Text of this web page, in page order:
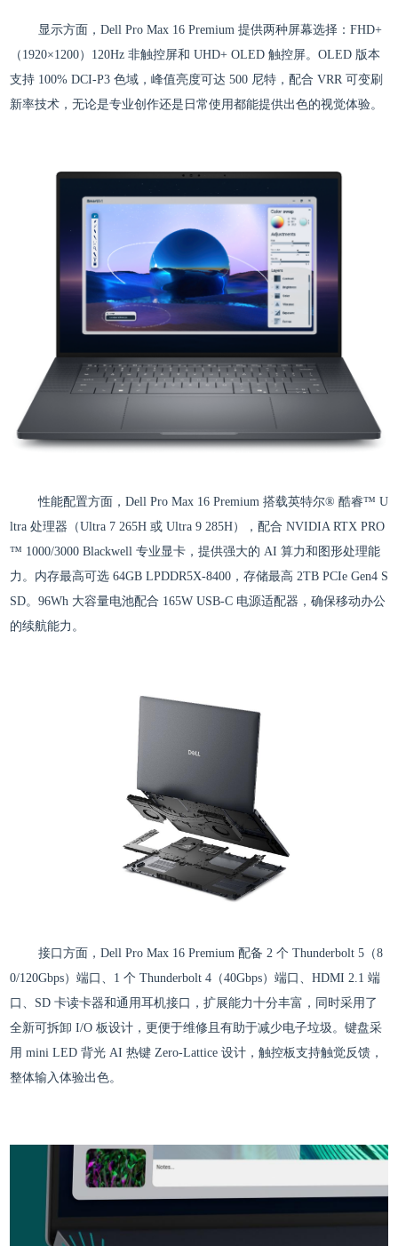
显示方面，Dell Pro Max 16 Premium 提供两种屏幕选择：FHD+
（1920×1200）120Hz 非触控屏和 UHD+ OLED 触控屏。OLED 版本
支持 100% DCI-P3 色域，峰值亮度可达 500 尼特，配合 VRR 可变刷
新率技术，无论是专业创作还是日常使用都能提供出色的视觉体验。
性能配置方面，Dell Pro Max 16 Premium 搭载英特尔® 酷睿™ U
ltra 处理器（Ultra 7 265H 或 Ultra 9 285H），配合 NVIDIA RTX PRO
™ 1000/3000 Blackwell 专业显卡，提供强大的 AI 算力和图形处理能
力。内存最高可选 64GB LPDDR5X-8400，存储最高 2TB PCIe Gen4 S
SD。96Wh 大容量电池配合 165W USB-C 电源适配器，确保移动办公
的续航能力。
接口方面，Dell Pro Max 16 Premium 配备 2 个 Thunderbolt 5（8
0/120Gbps）端口、1 个 Thunderbolt 4（40Gbps）端口、HDMI 2.1 端
口、SD 卡读卡器和通用耳机接口，扩展能力十分丰富，同时采用了
全新可拆卸 I/O 板设计，更便于维修且有助于减少电子垃圾。键盘采
用 mini LED 背光 AI 热键 Zero-Lattice 设计，触控板支持触觉反馈，
整体输入体验出色。